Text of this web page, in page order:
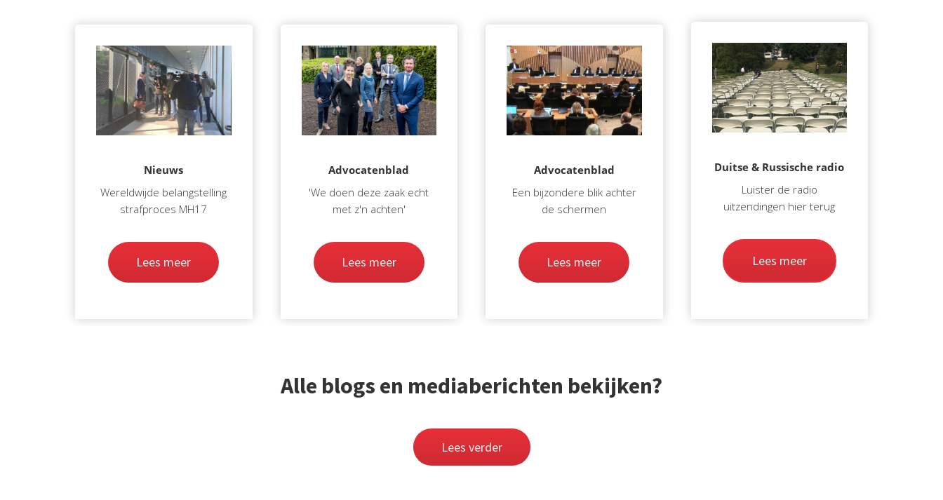
Nieuws
Wereldwijde belangstelling
strafproces MH17
Lees meer
Advocatenblad
'We doen deze zaak echt
met z'n achten'
Lees meer
Advocatenblad
Een bijzondere blik achter
de schermen
Lees meer
Duitse & Russische radio
Luister de radio
uitzendingen hier terug
Lees meer
Alle blogs en mediaberichten bekijken?
Lees verder